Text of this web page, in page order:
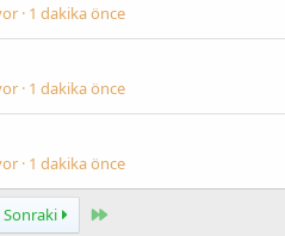
1 dakika önce
1 dakika önce
1 dakika önce
Sonraki Last